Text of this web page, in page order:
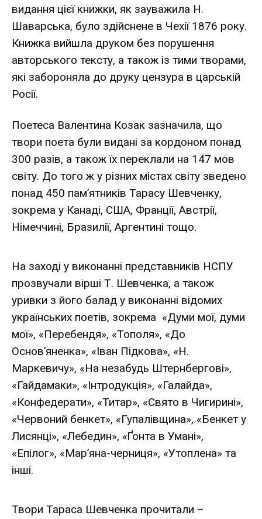
видання цієї книжки, як зауважила Н.
Шаварська, було здійснене в Чехії 1876 року.
Книжка вийшла друком без порушення
авторського тексту, а також із тими творами,
які забороняла до друку цензура в царській
Росії.
Поетеса Валентина Козак зазначила, що
твори поета були видані за кордоном понад
300 разів, а також їх переклали на 147 мов
світу. До того ж у різних містах світу зведено
понад 450 пам’ятників Тарасу Шевченку,
зокрема у Канаді, США, Франції, Австрії,
Німеччині, Бразилії, Аргентині тощо.
На заході у виконанні представників НСПУ
прозвучали вірші Т. Шевченка, а також
уривки з його балад у виконанні відомих
українських поетів, зокрема «Думи мої, думи
мої», «Перебендя», «Тополя», «До
Основ’яненка», «Іван Підкова», «Н.
Маркевичу», «На незабудь Штернбергові»,
«Гайдамаки», «Інтродукція», «Галайда»,
«Конфедерати», «Титар», «Свято в Чигирині»,
«Червоний бенкет», «Гупалівщина», «Бенкет у
Лисянці», «Лебедин», «Ґонта в Умані»,
«Епілог», «Мар’яна-черниця», «Утоплена» та
інші.
Твори Тараса Шевченка прочитали –